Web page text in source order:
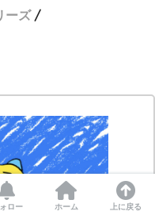
ーズ
ロー ホーム 上に戻る